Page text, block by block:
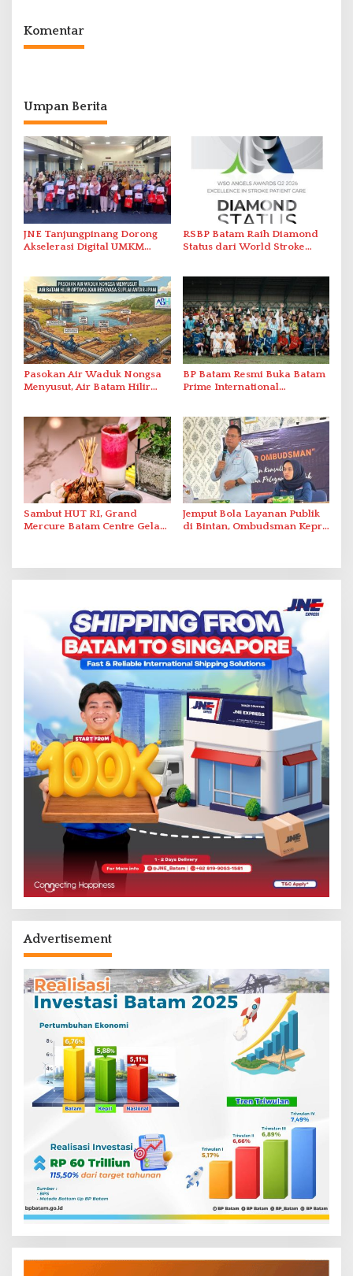
Komentar
Umpan Berita
JNE Tanjungpinang Dorong
Akselerasi Digital UMKM
RSBP Batam Raih Diamond
Status dari World Stroke
Berstandar Internasional
Pasokan Air Waduk Nongsa
Menyusut, Air Batam Hilir
BP Batam Resmi Buka Batam
Prime International
Abdul Jamal
Sambut HUT RI, Grand
Mercure Batam Centre Gelar
Jemput Bola Layanan Publik
di Bintan, Ombudsman Kepri
Advertisement